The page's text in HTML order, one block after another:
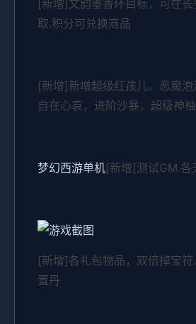
[新增]文韵墨香环目标，可在
取.积分可兑换商品
[新增]新增超级红孩儿。恶魔泡
自在心袁，进阶沙暴，超级神柚
梦幻西游单机[新增[测试GM.各
[新增]各礼包物品，双倍掉宝
置丹